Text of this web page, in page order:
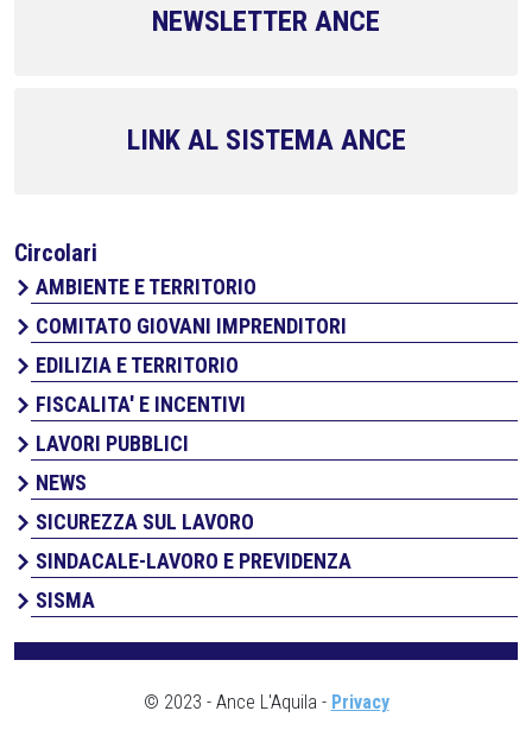
NEWSLETTER ANCE
LINK AL SISTEMA ANCE
Circolari
AMBIENTE E TERRITORIO
COMITATO GIOVANI IMPRENDITORI
EDILIZIA E TERRITORIO
FISCALITA' E INCENTIVI
LAVORI PUBBLICI
NEWS
SICUREZZA SUL LAVORO
SINDACALE-LAVORO E PREVIDENZA
SISMA
© 2023 - Ance L'Aquila - Privacy